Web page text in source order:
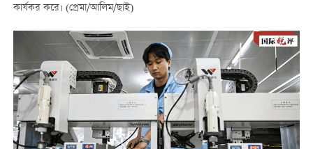
কার্যকর করে। (প্রেমা/আলিম/ছাই)